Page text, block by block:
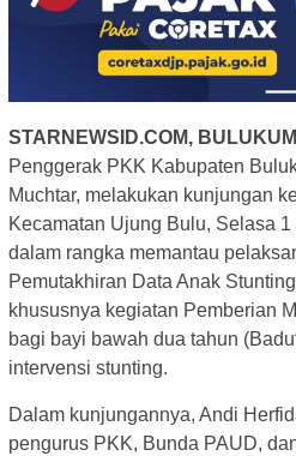
STARNEWSID.COM,
Penggerak PKK Kabupaten
Muchtar, melakukan kunjungan
Kecamatan Ujung Bulu, Selasa
dalam rangka memantau
Pemutakhiran Data Anak
khususnya kegiatan Pemberian
bagi bayi bawah dua tahun
intervensi stunting.
Dalam kunjungannya, Andi
pengurus PKK, Bunda PAUD,